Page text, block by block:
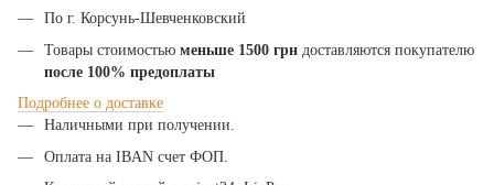
По г. Корсунь-Шевченковский
Товары стоимостью меньше 1500 грн доставляются покупателю
после 100% предоплаты
Подробнее о доставке
Наличными при получении.
Оплата на IBAN счет ФОП.